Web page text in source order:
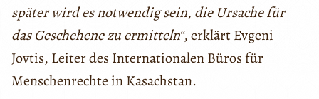
später wird es notwendig sein, die Ursache für
das Geschehene zu ermitteln“, erklärt Evgeni
Jovtis, Leiter des Internationalen Büros für
Menschenrechte in Kasachstan.